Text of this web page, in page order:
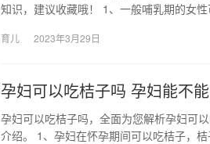
知识，建议收藏哦！ 1、一般哺乳期的女
育儿 2023年3月29日
孕妇可以吃桔子吗 孕妇能不
孕妇可以吃桔子吗，全面为您解析孕妇可
介绍。 1、孕妇在怀孕期间可以吃桔子，